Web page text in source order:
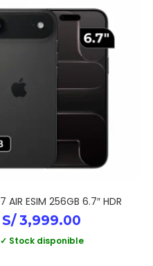
AIR ESIM 256GB 6.7″ HDR
S/3,999.00
✓ Stock disponible